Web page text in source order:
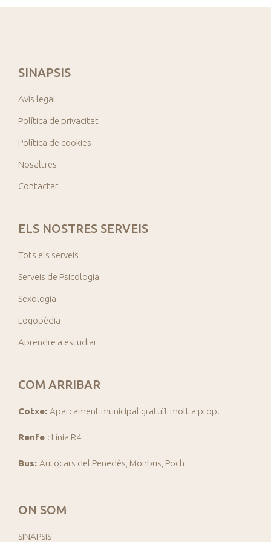
SINAPSIS
Avís legal
Política de privacitat
Política de cookies
Nosaltres
Contactar
ELS NOSTRES SERVEIS
Tots els serveis
Serveis de Psicologia
Sexologia
Logopèdia
Aprendre a estudiar
COM ARRIBAR
Cotxe: Aparcament municipal gratuït molt a prop.
Renfe : Línia R4
Bus: Autocars del Penedès, Monbus, Poch
ON SOM
SINAPSIS